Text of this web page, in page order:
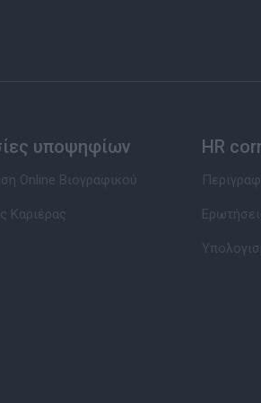
υποψηφίων
Online Βιογραφικού
Καριέρας
HR